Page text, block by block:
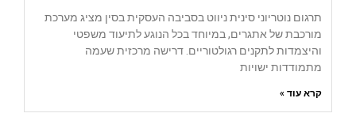
תרגום נוטריוני סינית ניווט בסביבה העסקית בסין מציג מערכת
מורכבת של אתגרים, במיוחד בכל הנוגע לתיעוד משפטי
והיצמדות לתקנים רגולטוריים. דרישה מרכזית שעמה
מתמודדות ישויות
קרא עוד »